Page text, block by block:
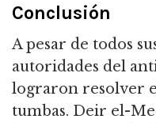
Conclusión
A pesar de todos
autoridades del
lograron resolver
tumbas. Deir el-